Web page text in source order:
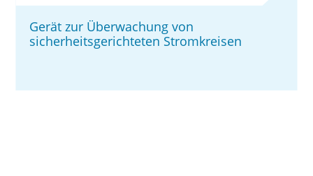
Gerät zur Überwachung von
sicherheitsgerichteten Stromkreisen